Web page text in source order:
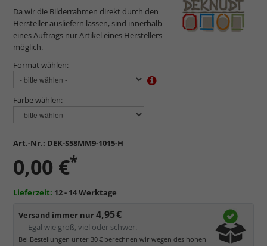
Da wir die Bilderrahmen direkt durch den
Hersteller ausliefern lassen, sind innerhalb
eines Auftrags nur Artikel eines Herstellers
möglich.
Format wählen:
Farbe wählen:
Art.-Nr.: DEK-S58MM9-1015-H
0,00 €*
Lieferzeit: 12 - 14 Werktage
Versand immer nur4,95 €
— Egal wie groß, viel oder schwer.
Bei Bestellungen unter 30 € berechnen wir wegen des hohen